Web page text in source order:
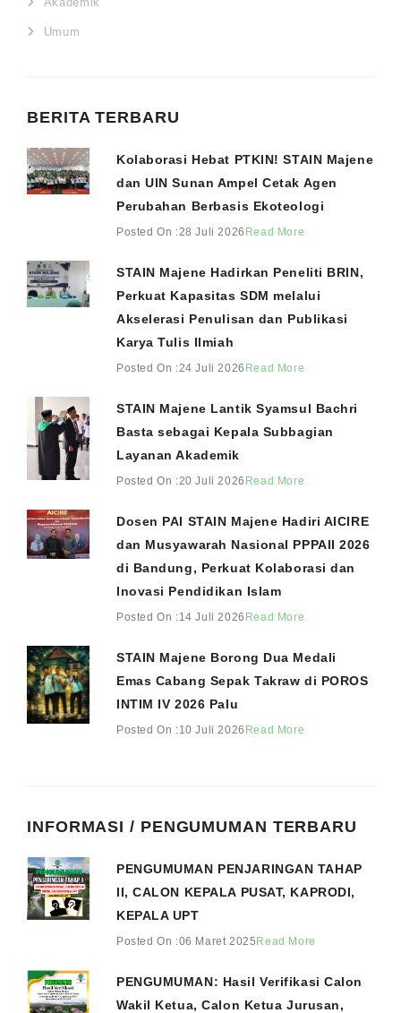
Umum
BERITA TERBARU
Kolaborasi Hebat PTKIN! STAIN Majene
dan UIN Sunan Ampel Cetak Agen
Perubahan Berbasis Ekoteologi
Posted On :28 Juli 2026 Read More
STAIN Majene Hadirkan Peneliti BRIN,
Perkuat Kapasitas SDM melalui
Akselerasi Penulisan dan Publikasi
Karya Tulis Ilmiah
Posted On :24 Juli 2026 Read More
STAIN Majene Lantik Syamsul Bachri
Basta sebagai Kepala Subbagian
Layanan Akademik
Posted On :20 Juli 2026 Read More
Dosen PAI STAIN Majene Hadiri AICIRE
dan Musyawarah Nasional PPPAII 2026
di Bandung, Perkuat Kolaborasi dan
Inovasi Pendidikan Islam
Posted On :14 Juli 2026 Read More
STAIN Majene Borong Dua Medali
Emas Cabang Sepak Takraw di POROS
INTIM IV 2026 Palu
Posted On :10 Juli 2026 Read More
INFORMASI / PENGUMUMAN TERBARU
PENGUMUMAN PENJARINGAN TAHAP
II, CALON KEPALA PUSAT, KAPRODI,
KEPALA UPT
Posted On :06 Maret 2025Read More
PENGUMUMAN: Hasil Verifikasi Calon
Wakil Ketua, Calon Ketua Jurusan,